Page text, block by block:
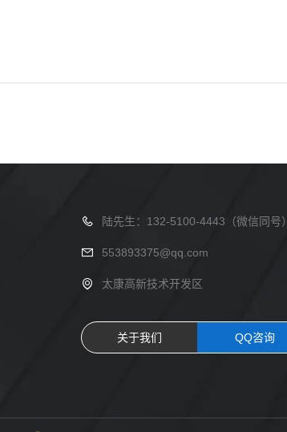
陆先生：132-5100-4443（微信同号）
553893375@qq.com
太康高新技术开发区
关于我们 QQ咨询